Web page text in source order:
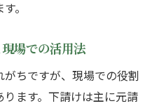
。
場での活用法
ちですが、現場での役割
ます。下請けは主に元請